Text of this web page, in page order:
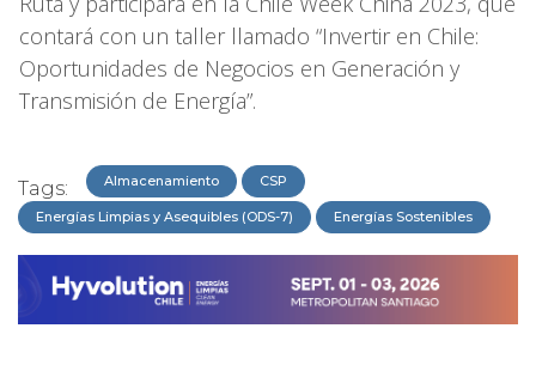
contará con un taller llamado “Invertir en Chile:
Oportunidades de Negocios en Generación y
Transmisión de Energía”.
Tags: Almacenamiento CSP
Energías Limpias y Asequibles (ODS-7) Energías Sostenibles